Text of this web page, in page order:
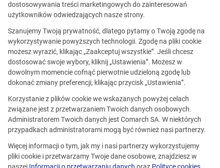
Blog Praca w IT
15 kwietnia 2021
Co łączy pracę inżyniera
sztucznej inteligencji z pracą
detektywa?
Redakcja
Udostępnij
Skomentuj
dostosowywania treści marketingowych do zainteresowań
użytkowników odwiedzających nasze strony.
Szanujemy Twoją prywatność, dlatego pytamy o Twoją zgodę na
wykorzystywanie powyższych technologii. Zgodę na pliki cookie
możesz wyrazić, klikając „Zaakceptuj wszystkie”. Jeśli chcesz
dostosować swoje wybory, kliknij „Ustawienia”. Możesz w
dowolnym momencie cofnąć pierwotnie udzieloną zgodę lub
dokonać zmiany preferencji, klikając przycisk „Ustawienia”.
Korzystanie z plików cookie we wskazanych powyżej celach
związane jest z przetwarzaniem Twoich danych osobowych.
Administratorem Twoich danych jest Comarch SA. W niektórych
przypadkach administratorami mogą być również nasi partnerzy.
Więcej informacji o tym, jak my i nasi partnerzy wykorzystujemy
pliki cookie i przetwarzamy Twoje dane osobowe, znajdziesz w